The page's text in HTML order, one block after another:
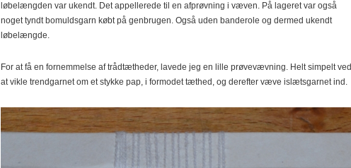
lænkemønster
på
lærredsbund
løbelængden var ukendt. Det appellerede til en afprøvning i væven. På lageret var også
noget tyndt bomuldsgarn købt på genbrugen. Også uden banderole og dermed ukendt
løbelængde.
For at få en fornemmelse af trådtætheder, lavede jeg en lille prøvevævning. Helt simpelt ved
at vikle trendgarnet om et stykke pap, i formodet tæthed, og derefter væve islætsgarnet ind.